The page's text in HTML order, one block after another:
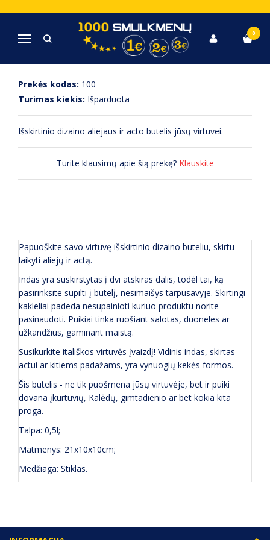
Navigacija
0
Pagrindinis Virtuvė, Indai, Įrankiai Aliejaus ir acto butelis
ALIEJAUS IR ACTO BUTELIS
Prekės kodas: 100
Turimas kiekis: Išparduota
Išskirtinio dizaino aliejaus ir acto butelis jūsų virtuvei.
Turite klausimų apie šią prekę? Klauskite
Papuoškite savo virtuvę išskirtinio dizaino buteliu, skirtu
laikyti aliejų ir actą.
Indas yra suskirstytas į dvi atskiras dalis, todėl tai, ką
pasirinksite supilti į butelį, nesimaišys tarpusavyje. Skirtingi
kakleliai padeda nesupainioti kuriuo produktu norite
pasinaudoti. Puikiai tinka ruošiant salotas, duoneles ar
užkandžius, gaminant maistą.
Susikurkite itališkos virtuvės įvaizdį! Vidinis indas, skirtas
actui ar kitiems padažams, yra vynuogių kekės formos.
Šis butelis - ne tik puošmena jūsų virtuvėje, bet ir puiki
dovana įkurtuvių, Kalėdų, gimtadienio ar bet kokia kita
proga.
Talpa: 0,5l;
Matmenys: 21x10x10cm;
Medžiaga: Stiklas.